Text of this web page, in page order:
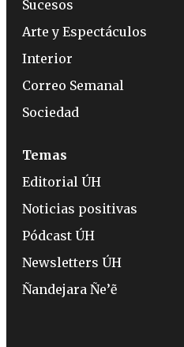
Sucesos
Arte y Espectáculos
Interior
Correo Semanal
Sociedad
Temas
Editorial ÚH
Noticias positivas
Pódcast ÚH
Newsletters ÚH
Ñandejara Ñe’ẽ